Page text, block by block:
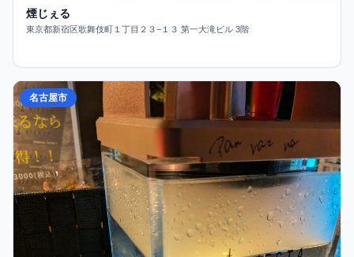
煙じぇる
東京都新宿区歌舞伎町１丁目２３−１３ 第一大滝ビル 3階
名古屋市